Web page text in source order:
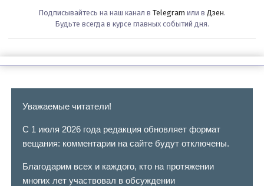
Подписывайтесь на наш канал в Telegram или в Дзен.
Будьте всегда в курсе главных событий дня.
Уважаемые читатели!
С 1 июля 2026 года редакция обновляет формат
вещания: комментарии на сайте будут отключены.
Благодарим всех и каждого, кто на протяжении
многих лет участвовал в обсуждении